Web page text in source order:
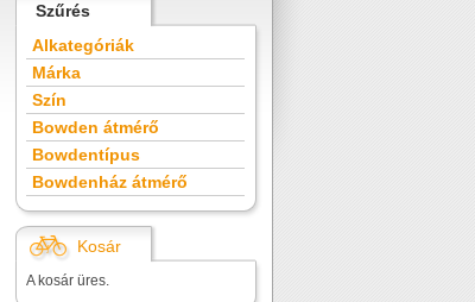
Szűrés
Alkategóriák
Márka
Szín
Bowden átmérő
Bowdentípus
Bowdenház átmérő
Kosár
A kosár üres.